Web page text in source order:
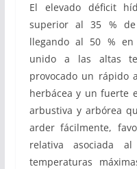
El elevado déficit
superior al 35 %
llegando al 50 % en
unido a las altas
provocado un rápido
herbácea y un fuerte
arbustiva y arbórea
arder fácilmente,
relativa asociada
temperaturas